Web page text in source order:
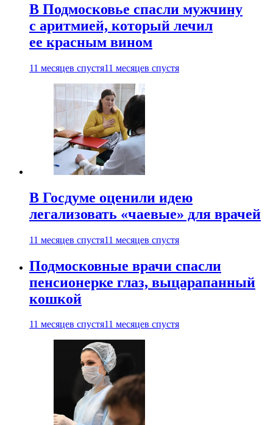
В Подмосковье спасли мужчину
с аритмией, который лечил
ее красным вином
11 месяцев спустя11 месяцев спустя
В Госдуме оценили идею
легализовать «чаевые» для врачей
11 месяцев спустя11 месяцев спустя
Подмосковные врачи спасли
пенсионерке глаз, выцарапанный
кошкой
11 месяцев спустя11 месяцев спустя